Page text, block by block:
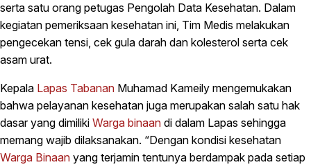
serta satu orang petugas Pengolah Data Kesehatan. Dalam
kegiatan pemeriksaan kesehatan ini, Tim Medis melakukan
pengecekan tensi, cek gula darah dan kolesterol serta cek
asam urat.
Kepala Lapas Tabanan Muhamad Kameily mengemukakan
bahwa pelayanan kesehatan juga merupakan salah satu hak
dasar yang dimiliki Warga binaan di dalam Lapas sehingga
memang wajib dilaksanakan. “Dengan kondisi kesehatan
Warga Binaan yang terjamin tentunya berdampak pada setiap